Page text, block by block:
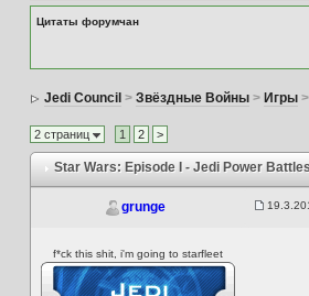
Цитаты форумчан
Jedi Council > Звёздные Войны> Игры>
2 страниц 1 2 >
Star Wars: Episode I - Jedi Power
grunge
f*ck this shit, i'm going to starfleet